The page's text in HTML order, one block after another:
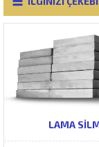
LAMA